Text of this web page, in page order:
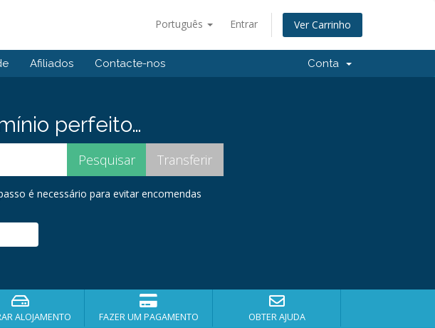
Português Entrar Ver Carrinho
Afiliados Contacte-nos Conta
perfeito…
é necessário para evitar encomendas
ALOJAMENTO FAZER UM PAGAMENTO OBTER AJUDA